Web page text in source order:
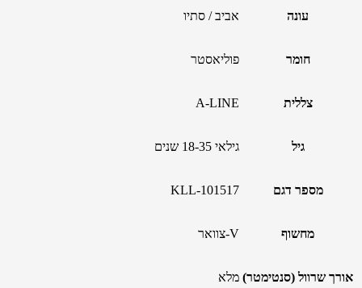
עונה אביב / סתיו
חומר פוליאסטר
צללית A-LINE
גיל גילאי 18-35 שנים
מספר דגם KLL-101517
מחשוף V-צוואר
אורך שרוול (סנטימטר) מלא